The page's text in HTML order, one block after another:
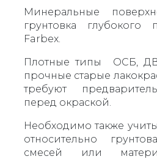
Минеральные
грунтовка
Farbex.
Плотные типы ОСБ,
прочные старые
требуют
перед окраской.
Необходимо также
относительно
смесей или